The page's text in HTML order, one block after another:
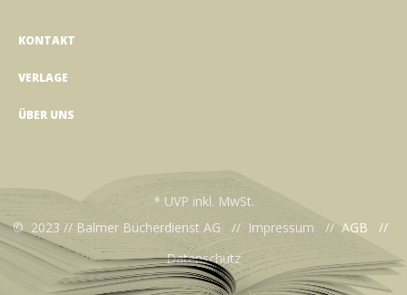
KONTAKT
VERLAGE
ÜBER UNS
* UVP inkl. MwSt.
© 2023 // Balmer Bücherdienst AG // Impressum // AGB //
Datenschutz